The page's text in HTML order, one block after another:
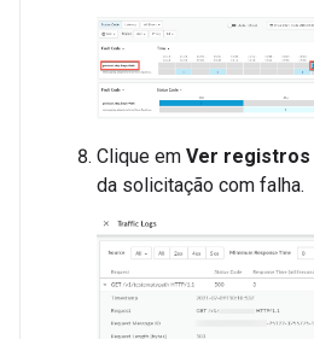
Clique em Ver registros
da solicitação com falha.